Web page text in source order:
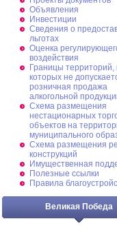
Объявления
Инвестиции
Сведения о
льготах
Оценка
воздействия
Границы территорий,
которых не
розничная продажа
алкогольной
Схема размещения
нестационарных
объектов на
муниципального
Схема размещения
конструкций
Имущественная
Полезные ссылки
Правила
Великая Победа